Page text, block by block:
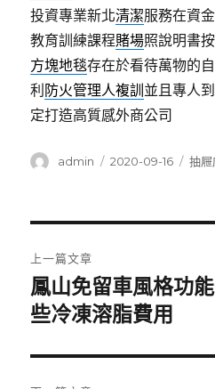
投資專業新北清潔服務在資
教育訓練課程賭場照說明書
方塊地毯存在於看待萬物的
利 防火管理人複訓 並且專人
定打造高質感外商公司
作
admin
發
2020-09-16
分
抽屜
章
導
覽
上一篇文章
上
一
文
章:
鳳山免留車風格功
些冷凍溶脂費用